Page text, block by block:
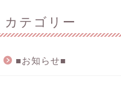
カテゴリー
■お知らせ■